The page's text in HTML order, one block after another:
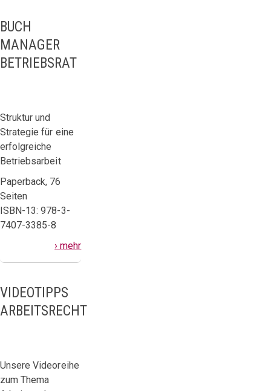
BUCH
MANAGER
BETRIEBSRAT
Struktur und
Strategie für eine
erfolgreiche
Betriebsarbeit
Paperback, 76
Seiten
ISBN-13: 978-3-
7407-3385-8
› mehr
VIDEOTIPPS
ARBEITSRECHT
Unsere Videoreihe
zum Thema